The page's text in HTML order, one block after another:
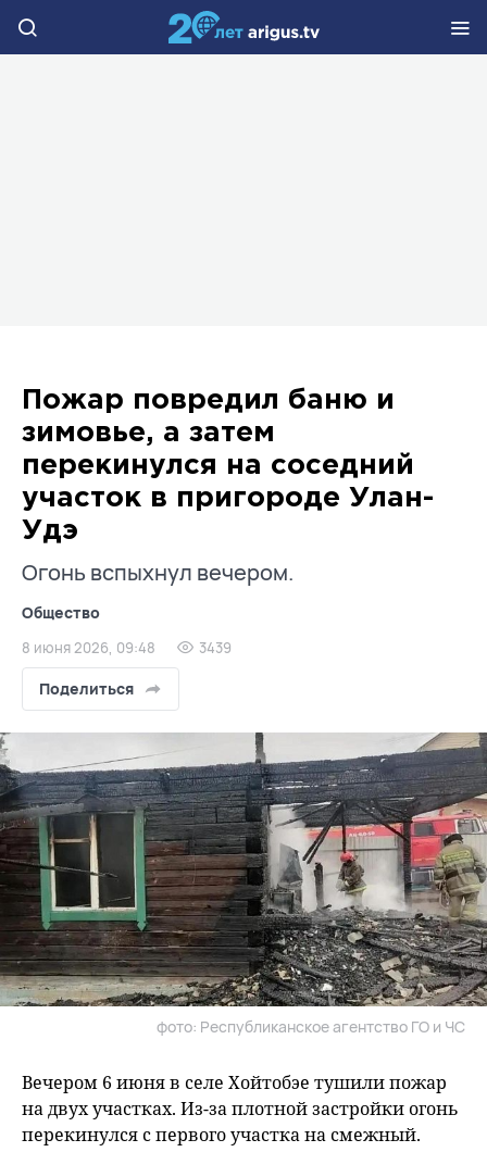
Пожар повредил баню и
зимовье, а затем
перекинулся на соседний
участок в пригороде Улан-
Удэ
Огонь вспыхнул вечером.
Общество
8 июня 2026, 09:48 3439
Поделиться
фото: Республиканское агентство ГО и ЧС
Вечером 6 июня в селе Хойтобэе тушили пожар
на двух участках. Из-за плотной застройки огонь
перекинулся с первого участка на смежный.